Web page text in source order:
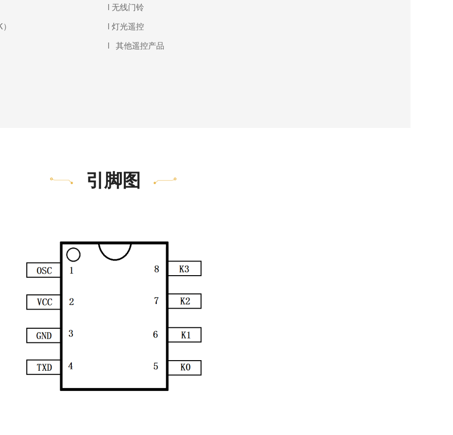
）
l 无线门铃
l 灯光遥控
l 其他遥控产品
引脚图